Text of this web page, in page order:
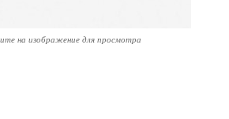
на изображение для просмотра